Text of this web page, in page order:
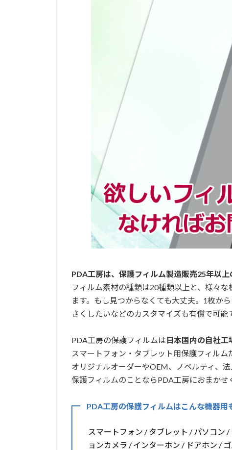
PDA工房は、保護フィルム製造販売25年以上
フィルム素材の種類は20種類以上と、様々
ます。もし見つからなくても大丈夫。1枚か
さくしたいなどのカスタマイズも有償で可能
PDA工房の保護フィルムは 日本国内の自社
スマートフォン・タブレット用保護フィルム
オリジナルオーダーやOEM、ノベルティ、
保護フィルムのことならPDA工房におまかせ
PDA工房の保護フィルムはこんな機器用
スマートフォン / タブレット / パソコン
ョンカメラ / インターホン / ドアホン /